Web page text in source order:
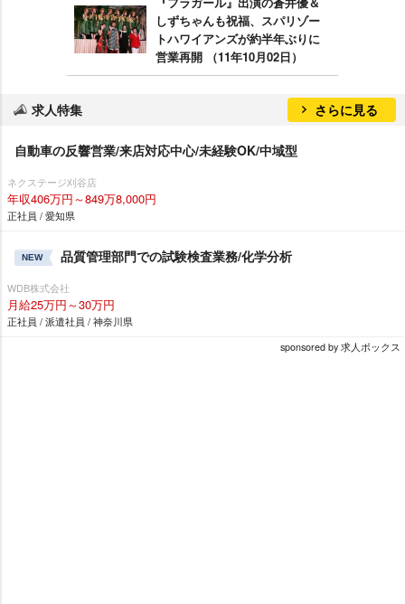
しずちゃんも祝福、スパリゾー
トハワイアンズが約半年ぶりに
営業再開 （11年10月02日）
求人特集 さらに見る
自動車の反響営業/来店対応中心/未経験OK/中域型
ネクステージ刈谷店
年収406万円～849万8,000円
正社員 / 愛知県
NEW 品質管理部門での試験検査業務/化学分析
WDB株式会社
月給25万円～30万円
正社員 / 派遣社員 / 神奈川県
sponsored by 求人ボックス